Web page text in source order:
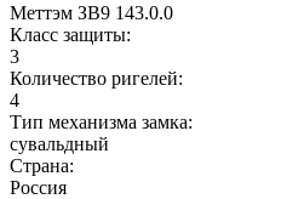
Меттэм ЗВ9 143.0.0
Класс защиты:
3
Количество ригелей:
4
Тип механизма замка:
сувальдный
Страна:
Россия